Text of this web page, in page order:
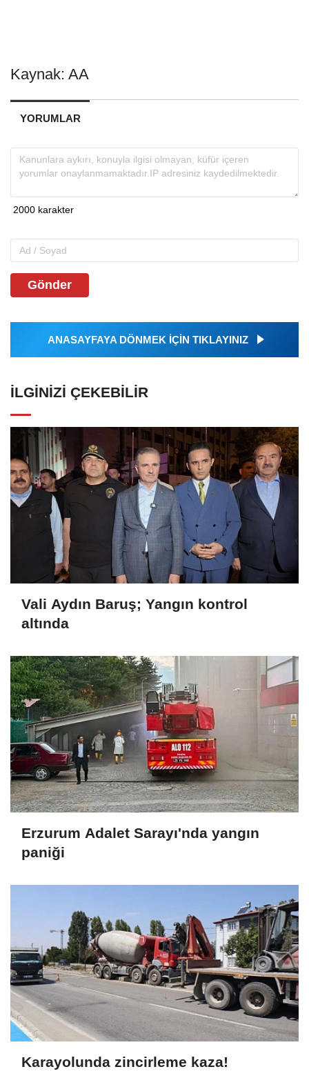
Kaynak: AA
YORUMLAR
Gönder
ANASAYFAYA DÖNMEK İÇİN TIKLAYINIZ
İLGINIZI ÇEKEBILIR
Vali Aydın Baruş; Yangın kontrol
altında
Erzurum Adalet Sarayı'nda yangın
paniği
Karayolunda zincirleme kaza!